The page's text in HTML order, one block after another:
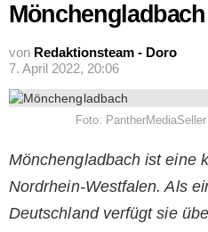
Mönchengladbach
von Redaktionsteam - Doro
7. April 2022, 20:06
Foto:
Mönchengladbach ist eine
Nordrhein-Westfalen. Als
Deutschland verfügt sie